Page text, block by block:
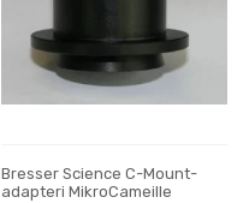
Bresser Science C-Mount-
adapteri MikroCameille